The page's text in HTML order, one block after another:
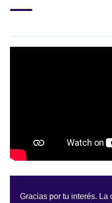
Gracias por tu interés.